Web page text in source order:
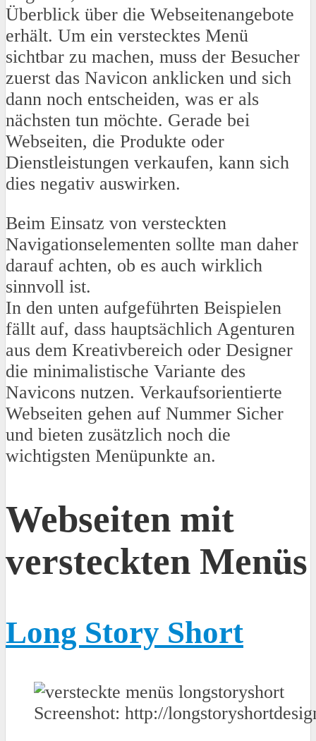
Überblick über die Webseitenangebote
erhält. Um ein verstecktes Menü
sichtbar zu machen, muss der Besucher
zuerst das Navicon anklicken und sich
dann noch entscheiden, was er als
nächsten tun möchte. Gerade bei
Webseiten, die Produkte oder
Dienstleistungen verkaufen, kann sich
dies negativ auswirken.
Beim Einsatz von versteckten
Navigationselementen sollte man daher
darauf achten, ob es auch wirklich
sinnvoll ist.
In den unten aufgeführten Beispielen
fällt auf, dass hauptsächlich Agenturen
aus dem Kreativbereich oder Designer
die minimalistische Variante des
Navicons nutzen. Verkaufsorientierte
Webseiten gehen auf Nummer Sicher
und bieten zusätzlich noch die
wichtigsten Menüpunkte an.
Webseiten mit
versteckten Menüs
Long Story Short
Screenshot: http://